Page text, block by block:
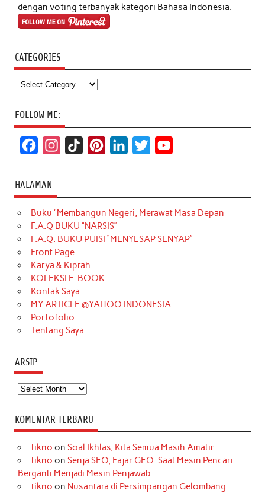
dengan voting terbanyak kategori Bahasa Indonesia.
CATEGORIES
Categories
FOLLOW ME:
c
e
b
o
o
k
t
a
g
r
a
m
T
o
k
t
e
r
k
e
d
t
t
e
T
u
b
HALAMAN
Buku “Membangun Negeri, Merawat Masa Depan
F.A.Q BUKU “NARSIS”
F.A.Q. BUKU PUISI “MENYESAP SENYAP”
Front Page
Karya & Kiprah
KOLEKSI E-BOOK
Kontak Saya
MY ARTICLE @YAHOO INDONESIA
Portofolio
Tentang Saya
ARSIP
Arsip
KOMENTAR TERBARU
tikno on Soal Ikhlas, Kita Semua Masih Amatir
tikno on Senja SEO, Fajar GEO: Saat Mesin Pencari
Berganti Menjadi Mesin Penjawab
tikno on Nusantara di Persimpangan Gelombang: